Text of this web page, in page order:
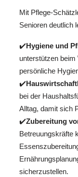
Mit Pflege-
Senioren deutlich
✔️Hygiene und
unterstützen beim
persönliche
✔️
bei der
Alltag, damit sich
✔️Zubereitung
Betreuungskräfte
sicherzustellen.